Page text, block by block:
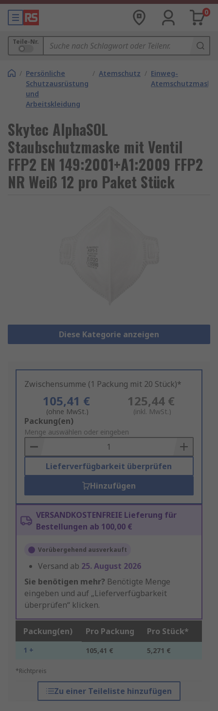
0
Teile-Nr.
/ Persönliche
Schutzausrüstung
und
Arbeitskleidung
/ Atemschutz / Einweg-
Skytec AlphaSOL
Staubschutzmaske mit Ventil
FFP2 EN 149:2001+A1:2009 FFP2
NR Weiß 12 pro Paket Stück
Diese Kategorie anzeigen
Zwischensumme (1 Packung mit 20 Stück)*
105,41 €
(ohne MwSt.)
125,44 €
(inkl. MwSt.)
Add
to
Basket
Packung(en)
Menge auswählen oder eingeben
Lieferverfügbarkeit überprüfen
Hinzufügen
VERSANDKOSTENFREIE Lieferung für
Bestellungen ab 100,00 €
Vorübergehend ausverkauft
Versand ab 25. August 2026
Sie benötigen mehr? Benötigte Menge
eingeben und auf „Lieferverfügbarkeit
überprüfen“ klicken.
Packung(en) Pro Packung Pro Stück*
1 + 105,41 € 5,271 €
*Richtpreis
Zu einer Teileliste hinzufügen